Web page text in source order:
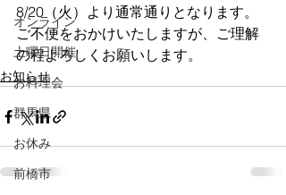
オンライン
土曜日開催
お料理会
群馬県
お休み
前橋市
8/20（火）より通常通りとなります。
ご不便をおかけいたしますが、ご理解
の程よろしくお願いします。
お知らせ